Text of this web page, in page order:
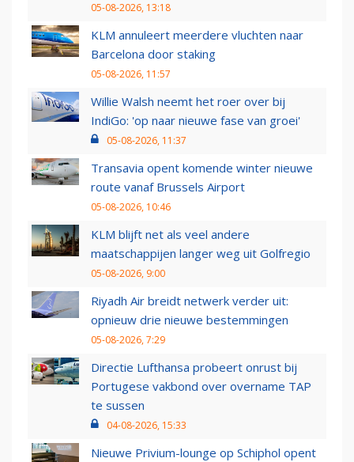
05-08-2026, 13:18
KLM annuleert meerdere vluchten naar
Barcelona door staking
05-08-2026, 11:57
Willie Walsh neemt het roer over bij
IndiGo: 'op naar nieuwe fase van groei'
05-08-2026, 11:37
Transavia opent komende winter nieuwe
route vanaf Brussels Airport
05-08-2026, 10:46
KLM blijft net als veel andere
maatschappijen langer weg uit Golfregio
05-08-2026, 9:00
Riyadh Air breidt netwerk verder uit:
opnieuw drie nieuwe bestemmingen
05-08-2026, 7:29
Directie Lufthansa probeert onrust bij
Portugese vakbond over overname TAP
te sussen
04-08-2026, 15:33
Nieuwe Privium-lounge op Schiphol opent